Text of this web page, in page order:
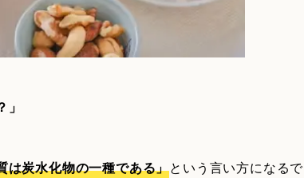
は炭水化物の一種である」という言い方になるで